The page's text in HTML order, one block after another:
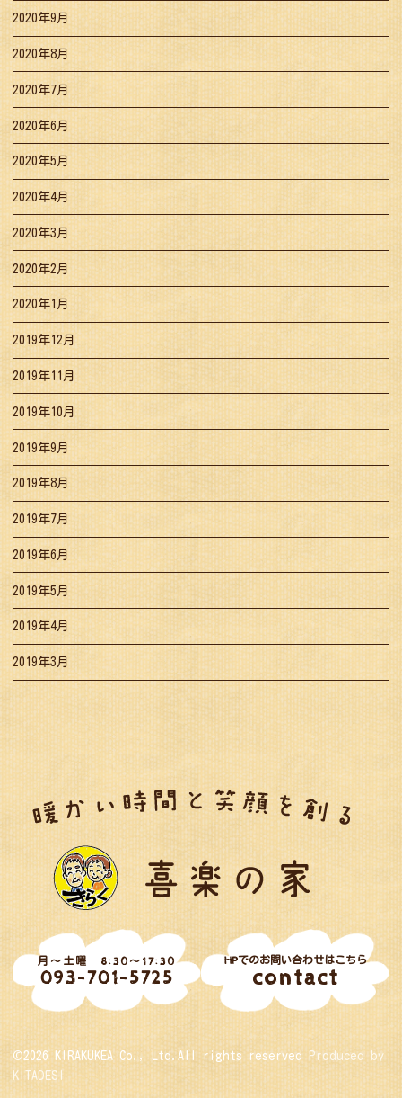
2020年9月
2020年8月
2020年7月
2020年6月
2020年5月
2020年4月
2020年3月
2020年2月
2020年1月
2019年12月
2019年11月
2019年10月
2019年9月
2019年8月
2019年7月
2019年6月
2019年5月
2019年4月
2019年3月
月～土曜 8:30～17:30
093-701-5725
HPでのお問い合わせはこちら
contact
©2026 KIRAKUKEA Co., Ltd.All rights reserved
Produced by
KITADESI